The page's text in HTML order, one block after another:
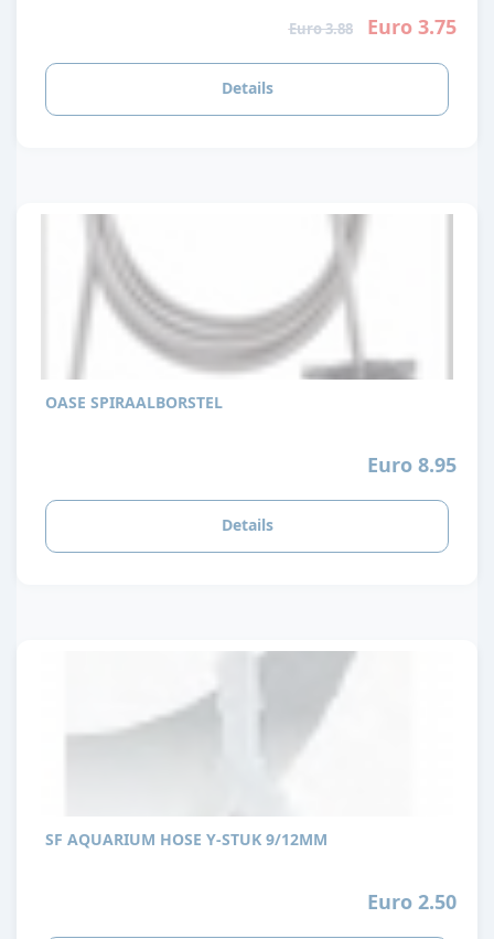
Euro 3.88 Euro 3.75
Details
OASE SPIRAALBORSTEL
Euro 8.95
Details
SF AQUARIUM HOSE Y-STUK 9/12MM
Euro 2.50